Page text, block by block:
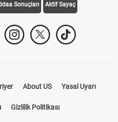
Sonuçları Aktif Sayaç
About US Yasal Uyarı
Gizlilik Politikası